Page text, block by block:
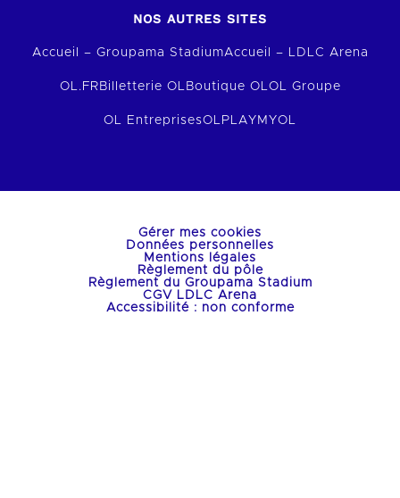
NOS AUTRES SITES
Accueil – Groupama StadiumAccueil – LDLC Arena
OL.FR Billetterie OL Boutique OL OL Groupe
OL EntreprisesOLPLAY MYOL
Gérer mes cookies
Données personnelles
Mentions légales
Règlement du pôle
Règlement du Groupama Stadium
CGV LDLC Arena
Accessibilité : non conforme